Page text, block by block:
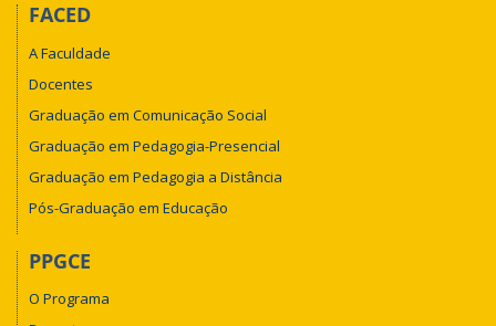
FACED
A Faculdade
Docentes
Graduação em Comunicação Social
Graduação em Pedagogia-Presencial
Graduação em Pedagogia a Distância
Pós-Graduação em Educação
PPGCE
O Programa